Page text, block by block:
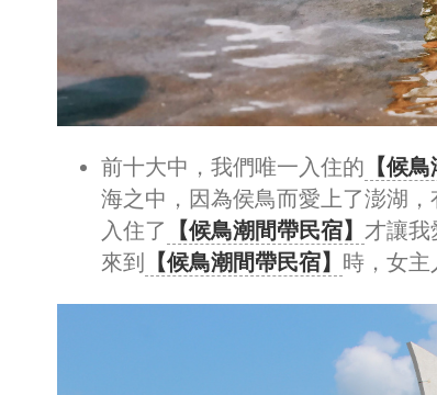
前十大中，我們唯一入住的 【候
海之中，因為侯鳥而愛上了澎湖
入住了
【候鳥潮間帶民宿】 才讓我
來到
【候鳥潮間帶民宿】 時，女主